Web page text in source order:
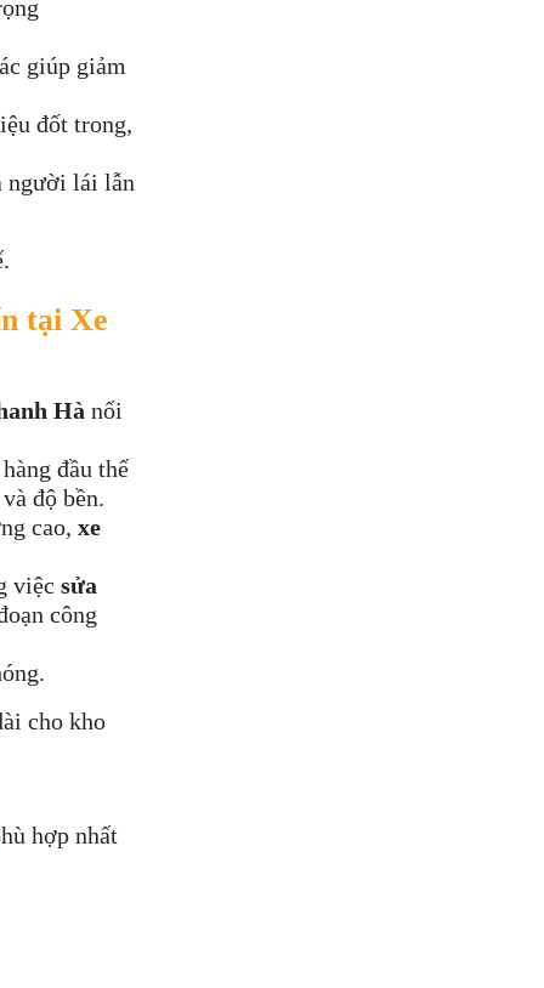
giúp giảm
đốt trong,
người lái lẫn
tại Xe
Hà nổi
đầu thế
độ bền.
cao, xe
việc sửa
công
cho kho
hợp nhất